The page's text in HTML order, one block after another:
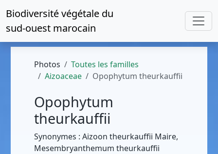
Biodiversité végétale du
sud-ouest marocain
Photos
Toutes les familles
Aizoaceae
Opophytum theurkauffii
Opophytum
theurkauffii
Synonymes : Aizoon theurkauffii Maire,
Mesembryanthemum theurkauffii